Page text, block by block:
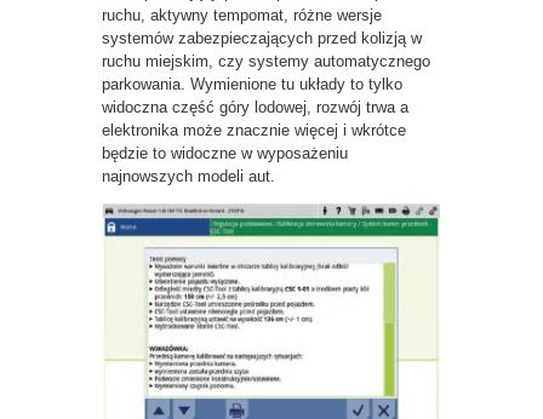
ruchu, aktywny tempomat, różne wersje
systemów zabezpieczających przed kolizją w
ruchu miejskim, czy systemy automatycznego
parkowania. Wymienione tu układy to tylko
widoczna część góry lodowej, rozwój trwa a
elektronika może znacznie więcej i wkrótce
będzie to widoczne w wyposażeniu
najnowszych modeli aut.